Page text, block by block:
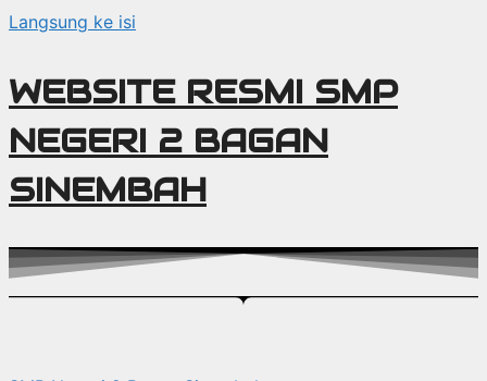
Langsung ke isi
WEBSITE RESMI SMP
NEGERI 2 BAGAN
SINEMBAH